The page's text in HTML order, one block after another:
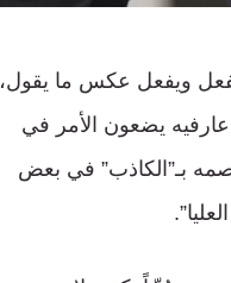
ويفعل عكس ما يقول،
يضعون الأمر في
وصمه بـ”الكاذب” في بعض